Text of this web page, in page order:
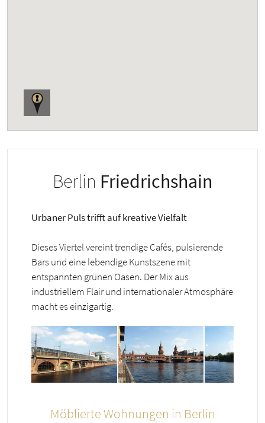
Berlin Friedrichshain
Urbaner Puls trifft auf kreative Vielfalt
Dieses Viertel vereint trendige Cafés, pulsierende
Bars und eine lebendige Kunstszene mit
entspannten grünen Oasen. Der Mix aus
industriellem Flair und internationaler Atmosphäre
macht es einzigartig.
Möblierte Wohnungen in Berlin